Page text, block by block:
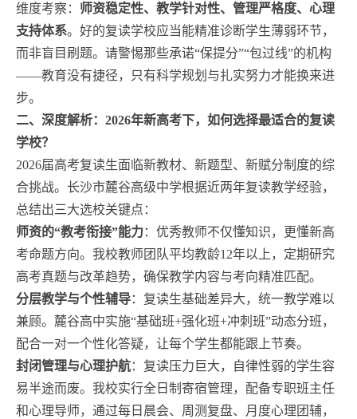
维度考察： 师资稳定性、教学针对性、管理严格度、心理
支持体系。好的复读学校应当能精准诊断学生薄弱环节，
而非盲目刷题。请警惕那些承诺“保提分”“包过线”的机构
——教育没有捷径，只有科学规划与扎实努力才能换来进
步。
二、深度解析：2026年新高考下，如何选择最适合的复读
学校？
2026届高考复读生面临新教材、新题型、新赋分制度的综
合挑战。长沙市麓谷高级中学根据近两年复读教学经验，
总结出三大选校关键点：
师资的“教考衔接”能力：优秀教师不仅懂知识，更懂新高
考命题方向。我校教师团队平均教龄12年以上，定期研究
高考真题与改革趋势，确保教学内容与考向精准匹配。
分层教学与个性辅导：复读生基础差异大，统一教学难以
兼顾。麓谷高中实施“基础班+强化班+冲刺班”动态分班，
配合一对一个性化答疑，让每个学生都能跟上节奏。
封闭管理与心理护航：复读压力巨大，自律性弱的学生容
易半途而废。我校实行全日制寄宿管理，配备专职班主任
和心理导师，通过每日晨会、周测复盘、月度心理团辅，